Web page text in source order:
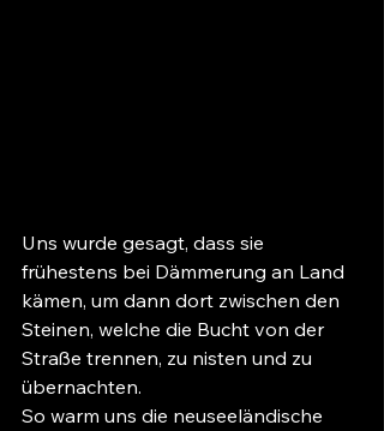
Uns wurde gesagt, dass sie
frühestens bei Dämmerung an Land
kämen, um dann dort zwischen den
Steinen, welche die Bucht von der
Straße trennen, zu nisten und zu
übernachten.
So warm uns die neuseeländische